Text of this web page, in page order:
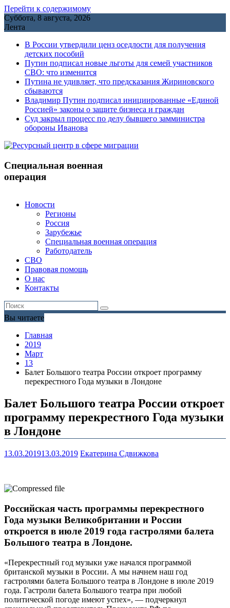
Перейти к содержимому
Суббота, 8 августа, 2026
Лента
В России утвердили ценз оседлости для получения
детских пособий
Путин подписал новые льготы для семей участников
СВО: что изменится
Путина не удивляет, что предсказания Жириновского
сбываются
Владимир Путин подписал инициированные «Единой
Россией» законы о защите бизнеса и граждан
Cуд закрыл процесс по делу бывшего замминистра
обороны Иванова
Специальная военная
операция
Новости
Регионы
Россия
Зарубежье
Специальная военная операция
Работодатель
СВО
Правовая помощь
О нас
Контакты
Вы читаете
Главная
2019
Март
13
Балет Большого театра России откроет программу
перекрестного Года музыки в Лондоне
Балет Большого театра России откроет
программу перекрестного Года музыки
в Лондоне
13.03.201913.03.2019 Екатерина Сдвижкова
Российская часть программы перекрестного
Года музыки Великобритании и России
откроется в июле 2019 года гастролями балета
Большого театра в Лондоне.
«Перекрестный год музыки уже начался программой
британской музыки в России. А мы начнем наш год
гастролями балета Большого театра в Лондоне в июле 2019
года. Гастроли балета Большого театра при любой
политической погоде имеют успех», — подчеркнул